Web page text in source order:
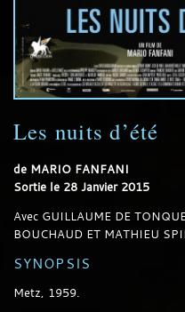
Les nuits d’été
de MARIO FANFANI
Sortie le 28 Janvier 2015
Avec GUILLAUME DE
BOUCHAUD ET MATHIEU
SYNOPSIS
Metz, 1959.